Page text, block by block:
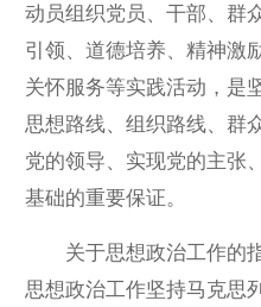
动员组织党员、干部、群
引领、道德培养、精神激
关怀服务等实践活动，是
思想路线、组织路线、群
党的领导、实现党的主张
基础的重要保证。
关于思想政治工作的指
思想政治工作坚持马克思